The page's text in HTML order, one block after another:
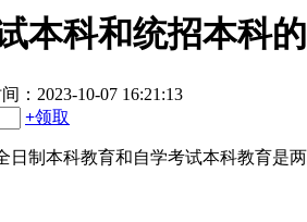
本科和统招本科
：2023-10-07 16:21:13
+领取
日制本科教育和自学考试本科教育是